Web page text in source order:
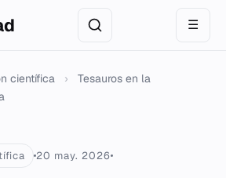
☰
científica ›
Tesauros en la
20 may. 2026